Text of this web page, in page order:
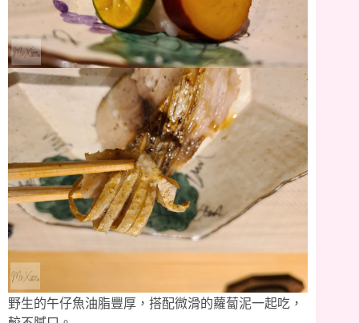
野生的午仔魚油脂豐厚，搭配微滑的蘿蔔泥一起吃，